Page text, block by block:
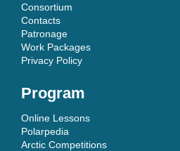
Consortium
Contacts
Patronage
Work Packages
Privacy Policy
Program
Online Lessons
Polarpedia
Arctic Competitions